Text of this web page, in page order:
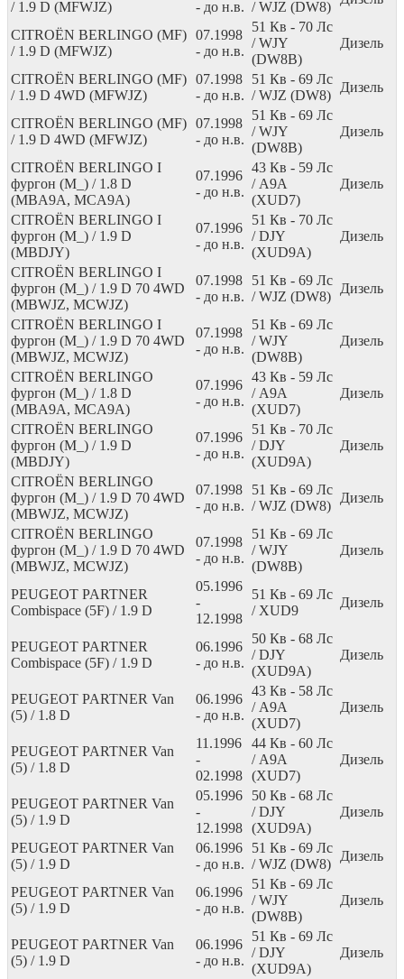
/ 1.9 D (MFWJZ) - до н.в. / WJZ (DW8)
CITROËN BERLINGO (MF)
/ 1.9 D (MFWJZ)
07.1998
- до н.в.
51 Кв - 70 Лс
/ WJY
(DW8B)
Дизель
CITROËN BERLINGO (MF)
/ 1.9 D 4WD (MFWJZ)
07.1998
- до н.в.
51 Кв - 69 Лс
/ WJZ (DW8)
Дизель
CITROËN BERLINGO (MF)
/ 1.9 D 4WD (MFWJZ)
07.1998
- до н.в.
51 Кв - 69 Лс
/ WJY
(DW8B)
Дизель
CITROËN BERLINGO I
фургон (M_) / 1.8 D
(MBA9A, MCA9A)
07.1996
- до н.в.
43 Кв - 59 Лс
/ A9A
(XUD7)
Дизель
CITROËN BERLINGO I
фургон (M_) / 1.9 D
(MBDJY)
07.1996
- до н.в.
51 Кв - 70 Лс
/ DJY
(XUD9A)
Дизель
CITROËN BERLINGO I
фургон (M_) / 1.9 D 70 4WD
(MBWJZ, MCWJZ)
07.1998
- до н.в.
51 Кв - 69 Лс
/ WJZ (DW8)
Дизель
CITROËN BERLINGO I
фургон (M_) / 1.9 D 70 4WD
(MBWJZ, MCWJZ)
07.1998
- до н.в.
51 Кв - 69 Лс
/ WJY
(DW8B)
Дизель
CITROËN BERLINGO
фургон (M_) / 1.8 D
(MBA9A, MCA9A)
07.1996
- до н.в.
43 Кв - 59 Лс
/ A9A
(XUD7)
Дизель
CITROËN BERLINGO
фургон (M_) / 1.9 D
(MBDJY)
07.1996
- до н.в.
51 Кв - 70 Лс
/ DJY
(XUD9A)
Дизель
CITROËN BERLINGO
фургон (M_) / 1.9 D 70 4WD
(MBWJZ, MCWJZ)
07.1998
- до н.в.
51 Кв - 69 Лс
/ WJZ (DW8)
Дизель
CITROËN BERLINGO
фургон (M_) / 1.9 D 70 4WD
(MBWJZ, MCWJZ)
07.1998
- до н.в.
51 Кв - 69 Лс
/ WJY
(DW8B)
Дизель
PEUGEOT PARTNER
Combispace (5F) / 1.9 D
05.1996
-
12.1998
51 Кв - 69 Лс
/ XUD9
Дизель
PEUGEOT PARTNER
Combispace (5F) / 1.9 D
06.1996
- до н.в.
50 Кв - 68 Лс
/ DJY
(XUD9A)
Дизель
PEUGEOT PARTNER Van
(5) / 1.8 D
06.1996
- до н.в.
43 Кв - 58 Лс
/ A9A
(XUD7)
Дизель
PEUGEOT PARTNER Van
(5) / 1.8 D
11.1996
-
02.1998
44 Кв - 60 Лс
/ A9A
(XUD7)
Дизель
PEUGEOT PARTNER Van
(5) / 1.9 D
05.1996
-
12.1998
50 Кв - 68 Лс
/ DJY
(XUD9A)
Дизель
PEUGEOT PARTNER Van
(5) / 1.9 D
06.1996
- до н.в.
51 Кв - 69 Лс
/ WJZ (DW8)
Дизель
PEUGEOT PARTNER Van
(5) / 1.9 D
06.1996
- до н.в.
51 Кв - 69 Лс
/ WJY
(DW8B)
Дизель
PEUGEOT PARTNER Van
(5) / 1.9 D
06.1996
- до н.в.
51 Кв - 69 Лс
/ DJY
(XUD9A)
Дизель